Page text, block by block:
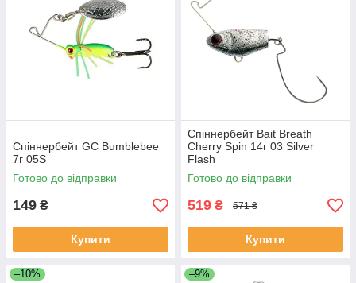
Спіннербейт GC Bumblebee
7г 05S
Готово до відправки
149 ₴
Купити
Спіннербейт Bait Breath
Cherry Spin 14г 03 Silver
Flash
Готово до відправки
519 ₴ 571 ₴
Купити
–10% –9%